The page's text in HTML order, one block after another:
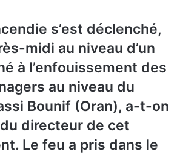
s’est déclenché,
midi au niveau d’un
à l’enfouissement des
au niveau du
Bounif (Oran), a-t-on
directeur de cet
Le feu a pris dans le